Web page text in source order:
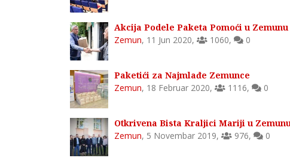
Akcija Podele Paketa Pomoći u Zemunu
Zemun, 11 Jun 2020, 1060, 0
Paketići za Najmlađe Zemunce
Zemun, 18 Februar 2020, 1116, 0
Otkrivena Bista Kraljici Mariji u
Zemun, 5 Novembar 2019, 976, 0